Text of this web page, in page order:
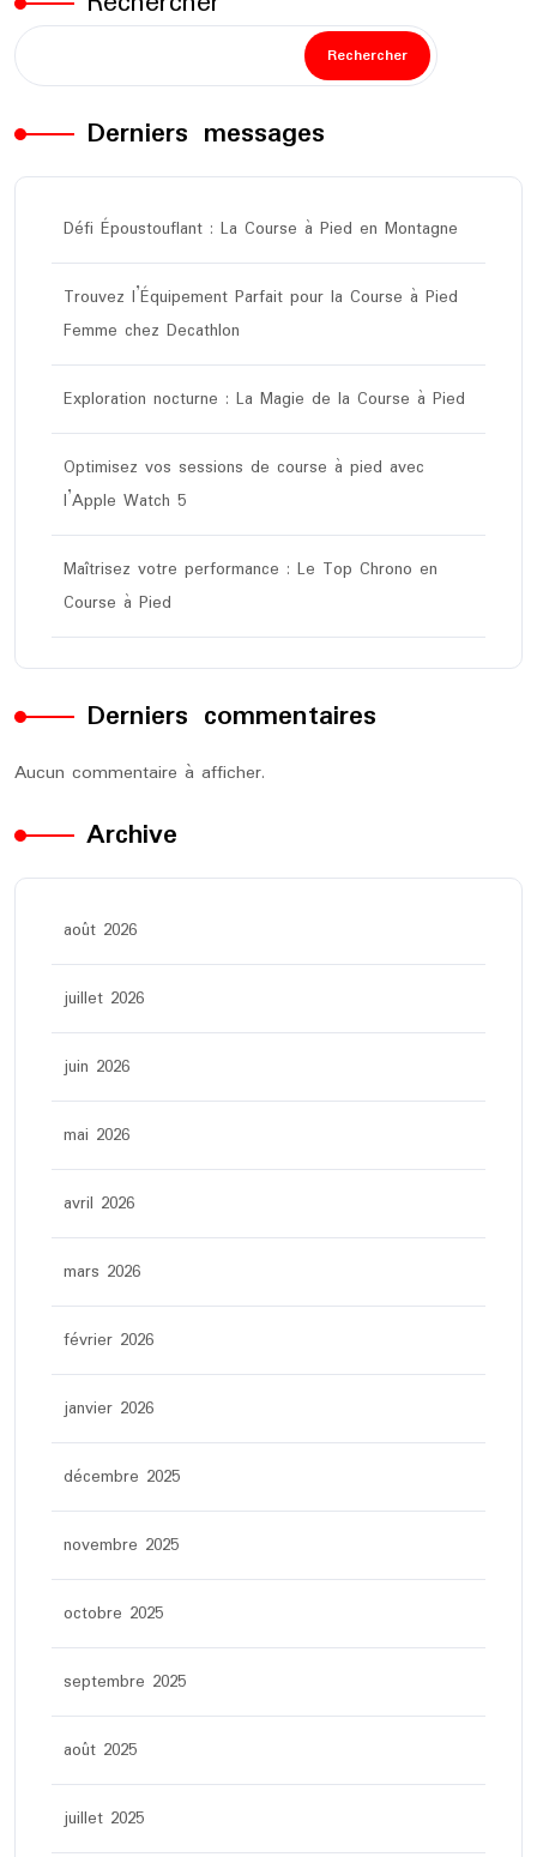
Rechercher
Derniers messages
Défi Époustouflant : La Course à Pied en Montagne
Trouvez l’Équipement Parfait pour la Course à Pied
Femme chez Decathlon
Exploration nocturne : La Magie de la Course à Pied
Optimisez vos sessions de course à pied avec
l’Apple Watch 5
Maîtrisez votre performance : Le Top Chrono en
Course à Pied
Derniers commentaires
Aucun commentaire à afficher.
Archive
août 2026
juillet 2026
juin 2026
mai 2026
avril 2026
mars 2026
février 2026
janvier 2026
décembre 2025
novembre 2025
octobre 2025
septembre 2025
août 2025
juillet 2025